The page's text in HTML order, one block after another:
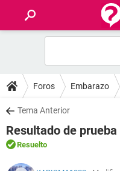
FOROS
SALUD
FAMILIA
Foros Embarazo
Tema Anterior
Resultado de
Resuelto